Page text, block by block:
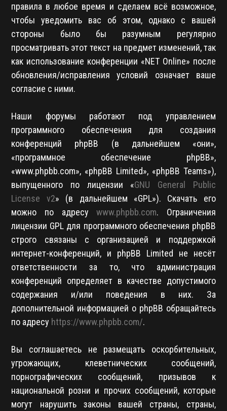
правила в любое время и сделаем всё возможное,
чтобы уведомить вас об этом, однако с вашей
стороны было бы разумным регулярно
просматривать этот текст на предмет изменений, так
как использование конференции «NET Online» после
обновления/исправления условий означает ваше
согласие с ними.
Наши форумы работают под управлением
программного обеспечения для создания
конференций phpBB (в дальнейшем «они»,
«программное обеспечение phpBB»,
«www.phpbb.com», «phpBB Limited», «phpBB Teams»),
выпущенного по лицензии «GNU General Public
License v2» (в дальнейшем «GPL»). Скачать его
можно по адресуwww.phpbb.com. Ограничения
лицензии GPL для программного обеспечения phpBB
строго связаны с организацией и поддержкой
интернет-конференций, и phpBB Limited не несёт
ответственности за то, что администрация
конференций определяет в качестве допустимого
содержания и/или поведения в них. За
дополнительной информацией о phpBB обращайтесь
по адресу https://www.phpbb.com/.
Вы соглашаетесь не размещать оскорбительных,
угрожающих, клеветнических сообщений,
порнографических сообщений, призывов к
национальной розни и прочих сообщений, которые
могут нарушить законы вашей страны, страны,